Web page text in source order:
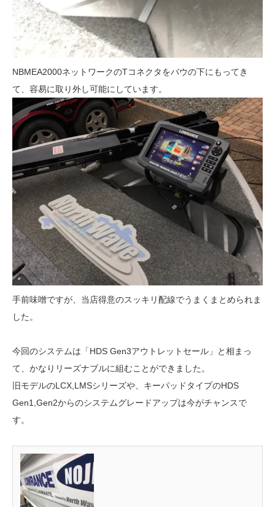
NBMEA2000ネットワークのTコネクタをバウの下にもってき
て、容易に取り外し可能にしています。
手前味噌ですが、当店得意のスッキリ配線でうまくまとめられま
した。
今回のシステムは「HDS Gen3アウトレットセール」と相まっ
て、かなりリーズナブルに組むことができました。
旧モデルのLCX,LMSシリーズや、キーパッドタイプのHDS
Gen1,Gen2からのシステムグレードアップは今がチャンスで
す。